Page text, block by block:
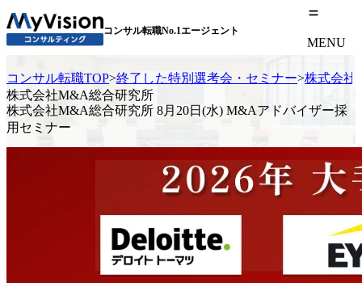
コンサル転職No.1エージェント
MENU
コンサル転職TOP>終了した特別選考会・セミナー>株式会社
株式会社M&A総合研究所
株式会社M&A総合研究所 8月20日(水) M&Aアドバイザー採
用セミナー